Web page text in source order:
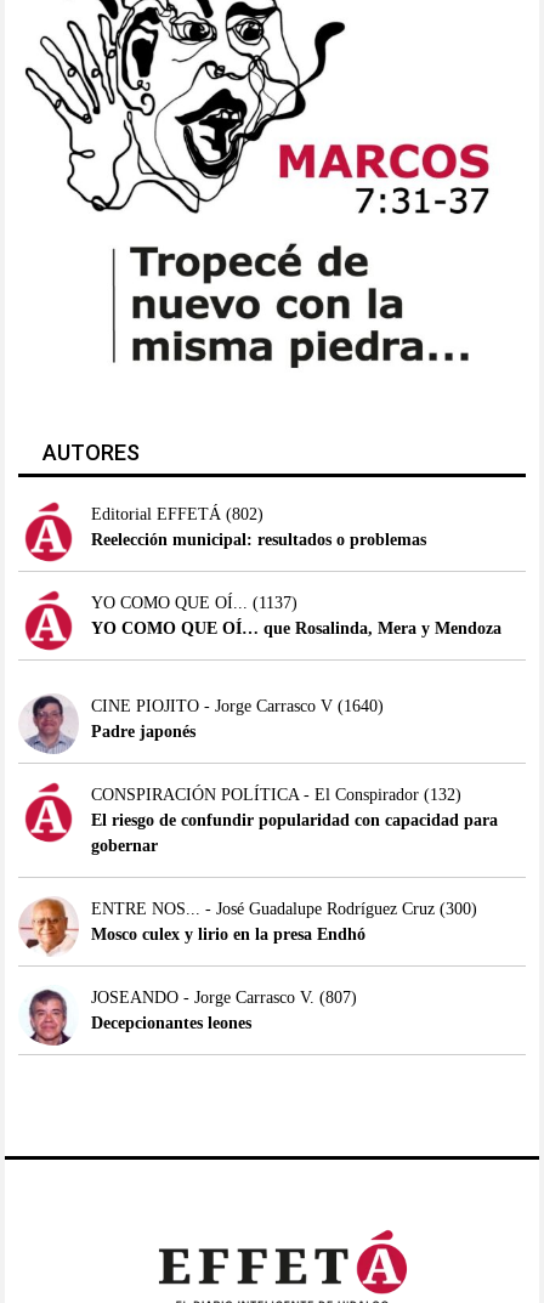
AUTORES
Editorial EFFETÁ(802)
Reelección municipal: resultados o problemas
YO COMO QUE OÍ... (1137)
YO COMO QUE OÍ… que Rosalinda, Mera y Mendoza
CINE PIOJITO - Jorge Carrasco V(1640)
Padre japonés
CONSPIRACIÓN POLÍTICA - El Conspirador(132)
El riesgo de confundir popularidad con capacidad para
gobernar
ENTRE NOS... - José Guadalupe Rodríguez Cruz(300)
Mosco culex y lirio en la presa Endhó
JOSEANDO - Jorge Carrasco V. (807)
Decepcionantes leones